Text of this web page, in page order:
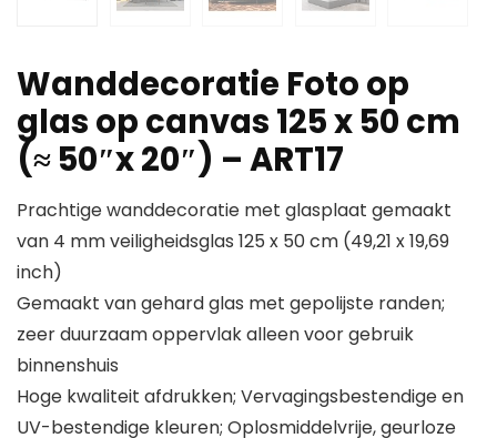
Wanddecoratie Foto op
glas op canvas 125 x 50 cm
(≈ 50″x 20″) – ART17
Prachtige wanddecoratie met glasplaat gemaakt
van 4 mm veiligheidsglas 125 x 50 cm (49,21 x 19,69
inch)
Gemaakt van gehard glas met gepolijste randen;
zeer duurzaam oppervlak alleen voor gebruik
binnenshuis
Hoge kwaliteit afdrukken; Vervagingsbestendige en
UV-bestendige kleuren; Oplosmiddelvrije, geurloze